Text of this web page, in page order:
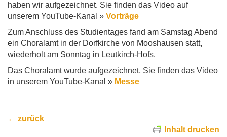
haben wir aufgezeichnet. Sie finden das Video auf
unserem YouTube-Kanal » Vorträge
Zum Anschluss des Studientages fand am Samstag Abend
ein Choralamt in der Dorfkirche von Mooshausen statt,
wiederholt am Sonntag in Leutkirch-Hofs.
Das Choralamt wurde aufgezeichnet, Sie finden das Video
in unserem YouTube-Kanal » Messe
← zurück
Inhalt drucken